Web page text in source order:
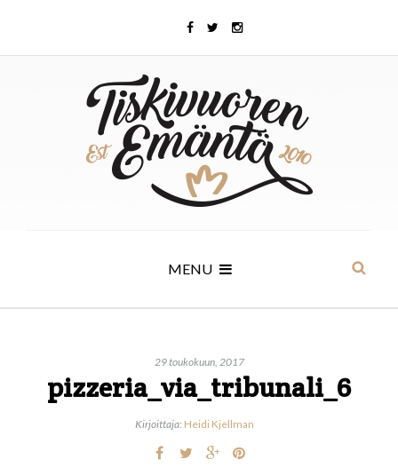
MENU
29 toukokuun, 2017
pizzeria_via_tribunali_6
Kirjoittaja: Heidi Kjellman